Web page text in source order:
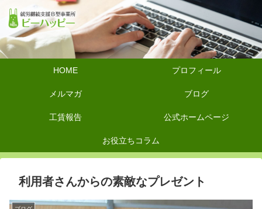
HOME プロフィール
メルマガ ブログ
工賃報告 公式ホームページ
お役立ちコラム
利用者さんからの素敵なプレゼント